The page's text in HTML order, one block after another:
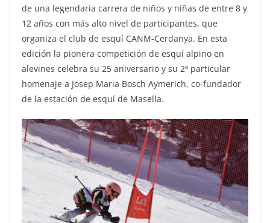
de una legendaria carrera de niños y niñas de entre 8 y
12 años con más alto nivel de participantes, que
organiza el club de esquí CANM-Cerdanya. En esta
edición la pionera competición de esquí alpino en
alevines celebra su 25 aniversario y su 2º particular
homenaje a Josep Maria Bosch Aymerich, co-fundador
de la estación de esquí de Masella.